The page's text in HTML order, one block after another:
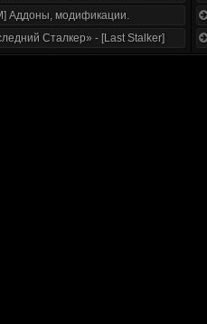
Аддоны, модификации.
Сталкер» - [Last Stalker]